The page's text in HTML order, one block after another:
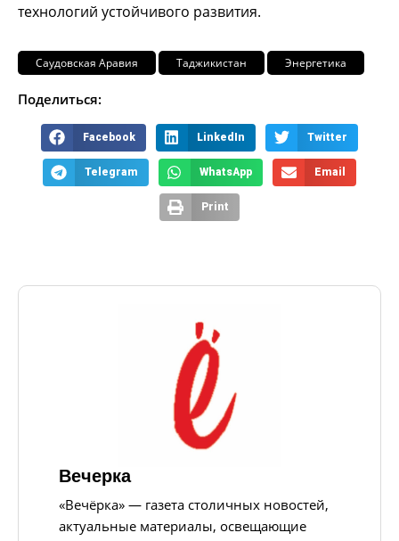
технологий устойчивого развития.
Саудовская Аравия Таджикистан Энергетика
Поделиться:
Facebook LinkedIn Twitter
Telegram WhatsApp Email
Print
Вечерка
«Вечёрка» — газета столичных новостей,
актуальные материалы, освещающие